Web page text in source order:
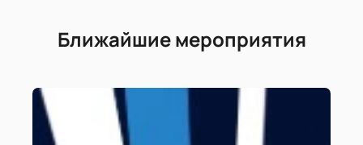
Ближайшие мероприятия